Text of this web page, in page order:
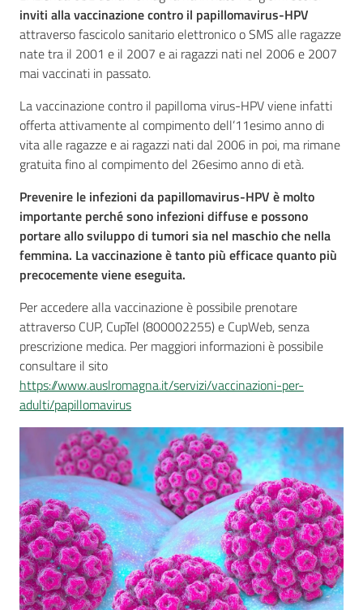
Seguici
su
inviti alla vaccinazione contro il papillomavirus-HPV
attraverso fascicolo sanitario elettronico o SMS alle ragazze
nate tra il 2001 e il 2007 e ai ragazzi nati nel 2006 e 2007
mai vaccinati in passato.
La vaccinazione contro il papilloma virus-HPV viene infatti
offerta attivamente al compimento dell’11esimo anno di
vita alle ragazze e ai ragazzi nati dal 2006 in poi, ma rimane
gratuita fino al compimento del 26esimo anno di età.
Prevenire le infezioni da papillomavirus-HPV è molto
importante perché sono infezioni diffuse e possono
portare allo sviluppo di tumori sia nel maschio che nella
femmina. Lavaccinazione è tanto più efficace quanto più
precocemente viene eseguita.
Per accedere alla vaccinazione è possibile prenotare
attraverso CUP, CupTel (800002255) e CupWeb, senza
prescrizione medica. Per maggiori informazioni è possibile
consultare il sito
https://www.auslromagna.it/servizi/vaccinazioni-per-
adulti/papillomavirus